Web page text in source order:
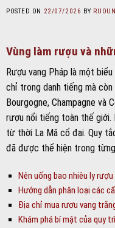
POSTED ON 22/07/2026 BY
Vùng làm rượu và
Rượu vang Pháp là một
chỉ trong danh tiếng mà
Bourgogne, Champagne và
rượu nổi tiếng toàn thế giới.
từ thời La Mã cổ đại. Quy
đã được thể hiện trong
Nên uống bao nhiêu ly
Hướng dẫn phân loại các
Địa chỉ mua rượu vang
Khám phá bí mật của quy